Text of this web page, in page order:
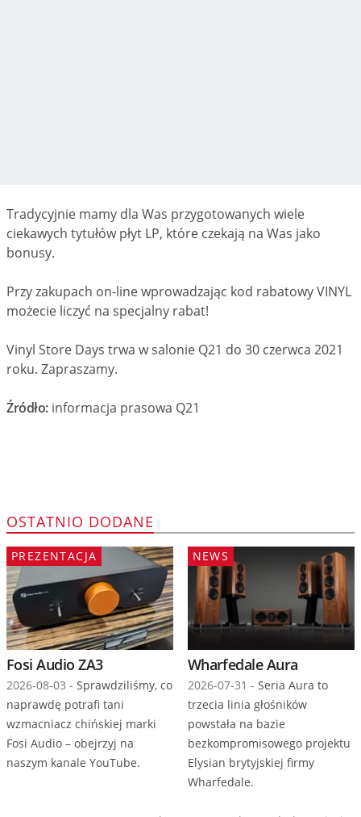
Tradycyjnie mamy dla Was przygotowanych wiele
ciekawych tytułów płyt LP, które czekają na Was jako
bonusy.
Przy zakupach on-line wprowadzając kod rabatowy VINYL
możecie liczyć na specjalny rabat!
Vinyl Store Days trwa w salonie Q21 do 30 czerwca 2021
roku. Zapraszamy.
Źródło:informacja prasowa Q21
OSTATNIO DODANE
Fosi Audio ZA3
2026-08-03 - Sprawdziliśmy, co
naprawdę potrafi tani
wzmacniacz chińskiej marki
Fosi Audio – obejrzyj na
naszym kanale YouTube.
PREZENTACJA
Wharfedale Aura
2026-07-31 - Seria Aura to
trzecia linia głośników
powstała na bazie
bezkompromisowego projektu
Elysian brytyjskiej firmy
Wharfedale.
NEWS